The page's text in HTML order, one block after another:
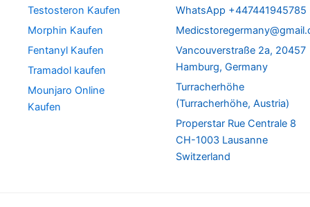
Testosteron Kaufen
Morphin Kaufen
Fentanyl Kaufen
Tramadol kaufen
Mounjaro Online
Kaufen
WhatsApp +447441945785
Vancouverstraße 2a, 20457
Hamburg, Germany
Turracherhöhe
(Turracherhöhe, Austria)
Properstar Rue Centrale 8
CH-1003 Lausanne
Switzerland